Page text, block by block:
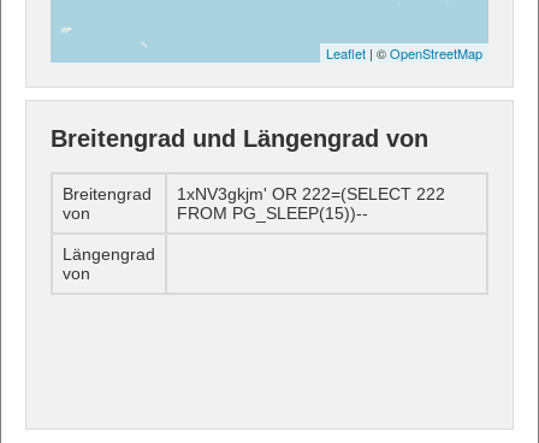
Leaflet | ©OpenStreetMap
Breitengrad und Längengrad von
Breitengrad
von
1xNV3gkjm' OR 222=(SELECT 222
FROM PG_SLEEP(15))--
Längengrad
von